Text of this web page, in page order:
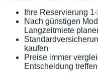
Ihre Reservierung
Nach günstigen
Langzeitmiete
kaufen
Preise immer
Entscheidung